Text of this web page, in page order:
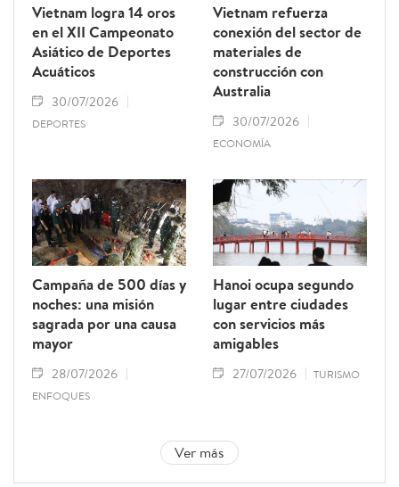
Vietnam logra 14 oros
en el XII Campeonato
Asiático de Deportes
Acuáticos
30/07/2026
DEPORTES
Vietnam refuerza
conexión del sector de
materiales de
construcción con
Australia
30/07/2026
ECONOMÍA
Campaña de 500 días y
noches: una misión
sagrada por una causa
mayor
28/07/2026
ENFOQUES
Hanoi ocupa segundo
lugar entre ciudades
con servicios más
amigables
27/07/2026 TURISMO
Ver más